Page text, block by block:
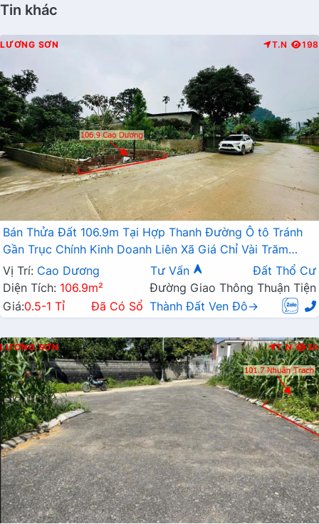
Tin khác
LƯƠNG SƠN T.N 198
Bán Thửa Đất 106.9m Tại Hợp Thanh Đường Ô tô Tránh
Gần Trục Chính Kinh Doanh Liên Xã Giá Chỉ Vài Trăm
Triệu
Vị Trí: Cao Dương Tư Vấn
Đất Thổ Cư
Diện Tích: 106.9m²
Đường Giao Thông Thuận Tiện
Giá:0.5-1 Tỉ Đã Có Sổ Thành Đất Ven Đô→
LƯƠNG SƠN T.N 36